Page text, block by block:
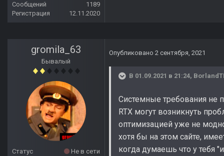
Сообщений
1189
Регистрация
12.11.2020
gromila_63
Бывалый
Статус
Не в сети
Опубликовано 2 сентября, 2021
В 01.09.2021 в 21:24,
Системные требования не
RTX могут возникнуть
оптимизацией уже не
хотя бы на этом сайте,
когда думаешь что у тебя